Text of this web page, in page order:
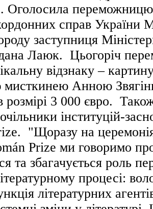
Оголосила переможницю
справ України
заступниця
Лаюк. Цьогоріч
відзнаку –
мисткинею Анною
розмірі 3 000 євро.
інституцій-
"Щоразу на
Prize ми говоримо
та збагачується роль
процесі:
літературних